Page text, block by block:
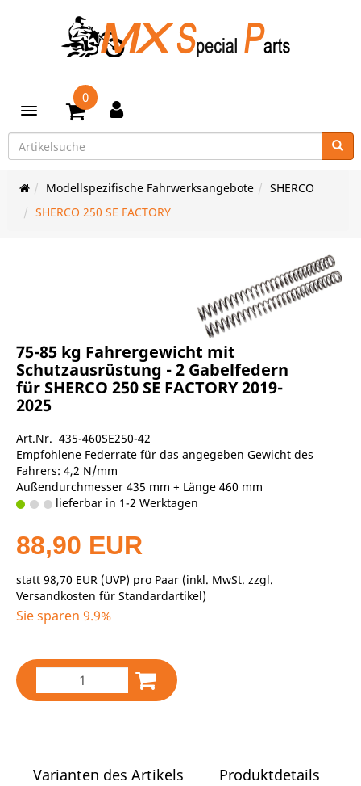
Toggle navigation
0
Modellspezifische Fahrwerksangebote
SHERCO
SHERCO 250 SE FACTORY
75-85 kg Fahrergewicht mit
Schutzausrüstung - 2 Gabelfedern
für SHERCO 250 SE FACTORY 2019-
2025
Art.Nr. 435-460SE250-42
Empfohlene Federrate für das angegeben Gewicht des
Fahrers: 4,2 N/mm
Außendurchmesser 435 mm + Länge 460 mm
lieferbar in 1-2 Werktagen
88,90 EUR
statt 98,70 EUR (UVP) pro Paar (inkl. MwSt. zzgl.
Versandkosten für Standardartikel)
Sie sparen 9.9%
Varianten des Artikels
Produktdetails